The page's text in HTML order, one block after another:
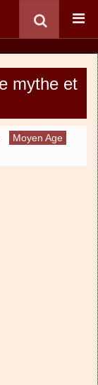
mythe et
Moyen Age